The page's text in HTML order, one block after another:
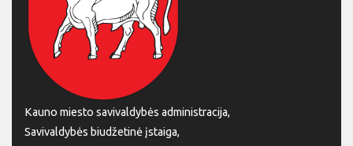
Kauno miesto savivaldybės administracija,
Savivaldybės biudžetinė įstaiga,